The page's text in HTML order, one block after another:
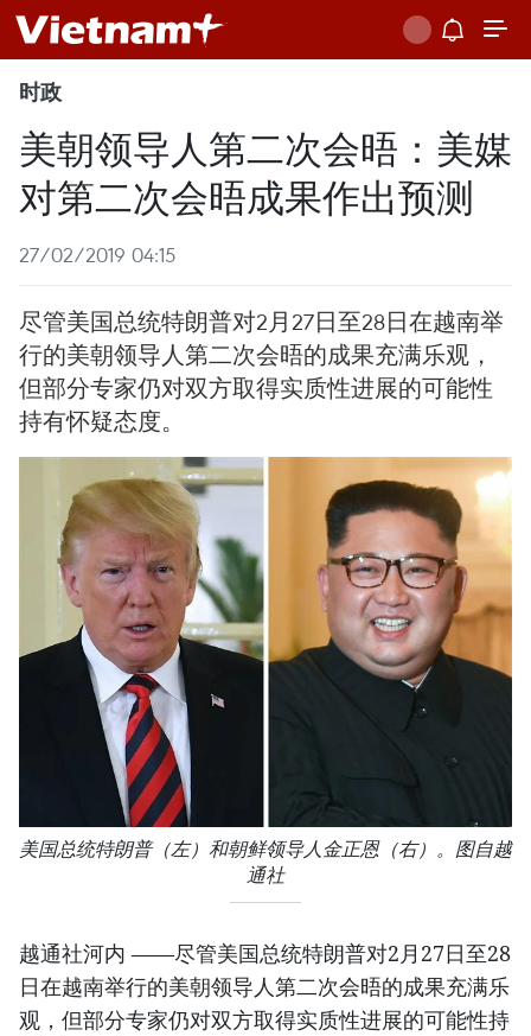
时政
美朝领导人第二次会晤：美媒
对第二次会晤成果作出预测
27/02/2019 04:15
尽管美国总统特朗普对2月27日至28日在越南举
行的美朝领导人第二次会晤的成果充满乐观，
但部分专家仍对双方取得实质性进展的可能性
持有怀疑态度。
美国总统特朗普（左）和朝鲜领导人金正恩（右）。图自越
通社
越通社河内 ——尽管美国总统特朗普对2月27日至28
日在越南举行的美朝领导人第二次会晤的成果充满乐
观，但部分专家仍对双方取得实质性进展的可能性持